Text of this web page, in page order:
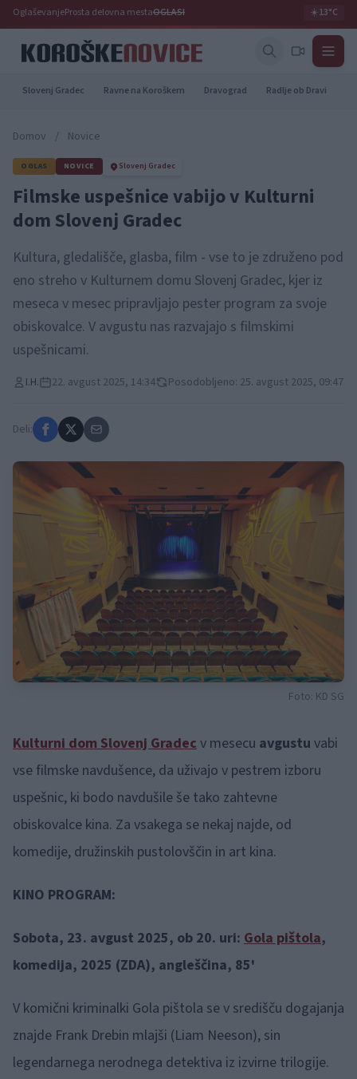
OglaševanjeProsta delovna mestaOGLASI ☀️13°C
Slovenj Gradec Ravne na Koroškem Dravograd Radlje ob Dravi
Domov / Novice
OGLAS NOVICE Slovenj Gradec
Filmske uspešnice vabijo v Kulturni
dom Slovenj Gradec
Kultura, gledališče, glasba, film - vse to je združeno pod
eno streho v Kulturnem domu Slovenj Gradec, kjer iz
meseca v mesec pripravljajo pester program za svoje
obiskovalce. V avgustu nas razvajajo s filmskimi
uspešnicami.
I.H. 22. avgust 2025, 14:34 Posodobljeno: 25. avgust 2025, 09:47
Deli:
Foto: KD SG
Kulturni dom Slovenj Gradecv mesecu avgustu vabi
vse filmske navdušence, da uživajo v pestrem izboru
uspešnic, ki bodo navdušile še tako zahtevne
obiskovalce kina. Za vsakega se nekaj najde, od
komedije, družinskih pustolovščin in art kina.
KINO PROGRAM:
Sobota, 23. avgust 2025, ob 20. uri: Gola pištola,
komedija, 2025 (ZDA), angleščina, 85'
V komični kriminalki Gola pištola se v središču dogajanja
znajde Frank Drebin mlajši (Liam Neeson), sin
legendarnega nerodnega detektiva iz izvirne trilogije.